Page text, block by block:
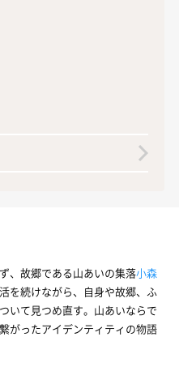
、故郷である山あいの集落小森
を続けながら、自身や故郷、ふ
いて見つめ直す。山あいならで
がったアイデンティティの物語